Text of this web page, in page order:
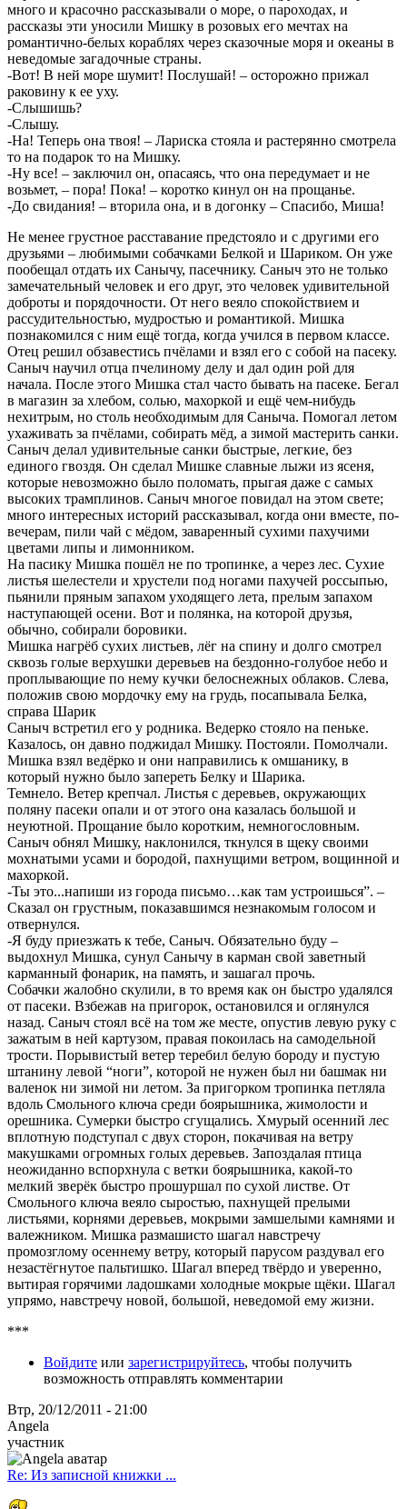
много и красочно рассказывали о море, о пароходах, и
рассказы эти уносили Мишку в розовых его мечтах на
романтично-белых кораблях через сказочные моря и океаны в
неведомые загадочные страны.
-Вот! В ней море шумит! Послушай! – осторожно прижал
раковину к ее уху.
-Слышишь?
-Слышу.
-На! Теперь она твоя! – Лариска стояла и растерянно смотрела
то на подарок то на Мишку.
-Ну все! – заключил он, опасаясь, что она передумает и не
возьмет, – пора! Пока! – коротко кинул он на прощанье.
-До свидания! – вторила она, и в догонку – Спасибо, Миша!
Не менее грустное расставание предстояло и с другими его
друзьями – любимыми собачками Белкой и Шариком. Он уже
пообещал отдать их Санычу, пасечнику. Саныч это не только
замечательный человек и его друг, это человек удивительной
доброты и порядочности. От него веяло спокойствием и
рассудительностью, мудростью и романтикой. Мишка
познакомился с ним ещё тогда, когда учился в первом классе.
Отец решил обзавестись пчёлами и взял его с собой на пасеку.
Саныч научил отца пчелиному делу и дал один рой для
начала. После этого Мишка стал часто бывать на пасеке. Бегал
в магазин за хлебом, солью, махоркой и ещё чем-нибудь
нехитрым, но столь необходимым для Саныча. Помогал летом
ухаживать за пчёлами, собирать мёд, а зимой мастерить санки.
Саныч делал удивительные санки быстрые, легкие, без
единого гвоздя. Он сделал Мишке славные лыжи из ясеня,
которые невозможно было поломать, прыгая даже с самых
высоких трамплинов. Саныч многое повидал на этом свете;
много интересных историй рассказывал, когда они вместе, по-
вечерам, пили чай с мёдом, заваренный сухими пахучими
цветами липы и лимонником.
На пасику Мишка пошёл не по тропинке, а через лес. Сухие
листья шелестели и хрустели под ногами пахучей россыпью,
пьянили пряным запахом уходящего лета, прелым запахом
наступающей осени. Вот и полянка, на которой друзья,
обычно, собирали боровики.
Мишка нагрёб сухих листьев, лёг на спину и долго смотрел
сквозь голые верхушки деревьев на бездонно-голубое небо и
проплывающие по нему кучки белоснежных облаков. Слева,
положив свою мордочку ему на грудь, посапывала Белка,
справа Шарик
Саныч встретил его у родника. Ведерко стояло на пеньке.
Казалось, он давно поджидал Мишку. Постояли. Помолчали.
Мишка взял ведёрко и они направились к омшанику, в
который нужно было запереть Белку и Шарика.
Темнело. Ветер крепчал. Листья с деревьев, окружающих
поляну пасеки опали и от этого она казалась большой и
неуютной. Прощание было коротким, немногословным.
Саныч обнял Мишку, наклонился, ткнулся в щеку своими
мохнатыми усами и бородой, пахнущими ветром, вощинной и
махоркой.
-Ты это...напиши из города письмо…как там устроишься”. –
Сказал он грустным, показавшимся незнакомым голосом и
отвернулся.
-Я буду приезжать к тебе, Саныч. Обязательно буду –
выдохнул Мишка, сунул Санычу в карман свой заветный
карманный фонарик, на память, и зашагал прочь.
Собачки жалобно скулили, в то время как он быстро удалялся
от пасеки. Взбежав на пригорок, остановился и оглянулся
назад. Саныч стоял всё на том же месте, опустив левую руку с
зажатым в ней картузом, правая покоилась на самодельной
трости. Порывистый ветер теребил белую бороду и пустую
штанину левой “ноги”, которой не нужен был ни башмак ни
валенок ни зимой ни летом. За пригорком тропинка петляла
вдоль Смольного ключа среди боярышника, жимолости и
орешника. Сумерки быстро сгущались. Хмурый осенний лес
вплотную подступал с двух сторон, покачивая на ветру
макушками огромных голых деревьев. Запоздалая птица
неожиданно вспорхнула с ветки боярышника, какой-то
мелкий зверёк быстро прошуршал по сухой листве. От
Смольного ключа веяло сыростью, пахнущей прелыми
листьями, корнями деревьев, мокрыми замшелыми камнями и
валежником. Мишка размашисто шагал навстречу
промозглому осеннему ветру, который парусом раздувал его
незастёгнутое пальтишко. Шагал вперед твёрдо и уверенно,
вытирая горячими ладошками холодные мокрые щёки. Шагал
упрямо, навстречу новой, большой, неведомой ему жизни.
***
Войдите или зарегистрируйтесь, чтобы получить
возможность отправлять комментарии
Втр, 20/12/2011 - 21:00
Angela
участник
Re: Из записной книжки ...